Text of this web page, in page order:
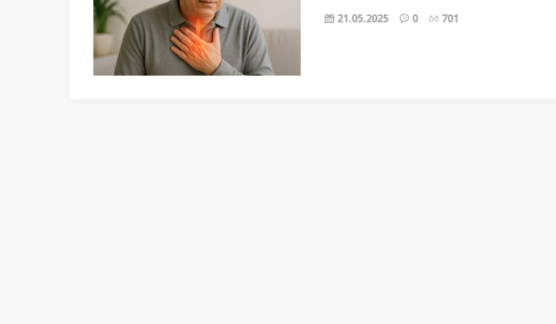
21.05.2025 0 701